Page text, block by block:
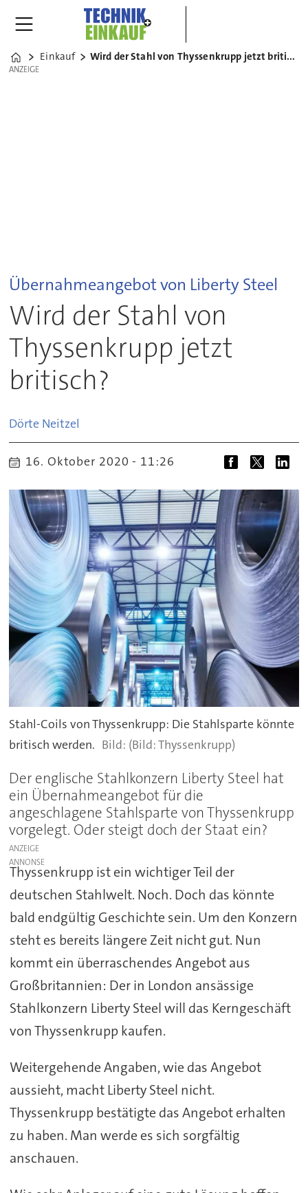
Home
Einkauf Wird der Stahl von Thyssenkrupp jetzt britisch?
ANZEIGE
ANZEIGE
Übernahmeangebot von Liberty Steel
Wird der Stahl von
Thyssenkrupp jetzt
britisch?
Dörte Neitzel
16. Oktober 2020 - 11:26
Stahl-Coils von Thyssenkrupp: Die Stahlsparte könnte
britisch werden.
(Bild: Thyssenkrupp)
Der englische Stahlkonzern Liberty Steel hat
ein Übernahmeangebot für die
angeschlagene Stahlsparte von Thyssenkrupp
vorgelegt. Oder steigt doch der Staat ein?
ANZEIGE
Thyssenkrupp ist ein wichtiger Teil der
deutschen Stahlwelt. Noch. Doch das könnte
bald endgültig Geschichte sein. Um den Konzern
steht es bereits längere Zeit nicht gut. Nun
kommt ein überraschendes Angebot aus
Großbritannien: Der in London ansässige
Stahlkonzern Liberty Steel will das Kerngeschäft
von Thyssenkrupp kaufen.
Weitergehende Angaben, wie das Angebot
aussieht, macht Liberty Steel nicht.
Thyssenkrupp bestätigte das Angebot erhalten
zu haben. Man werde es sich sorgfältig
anschauen.